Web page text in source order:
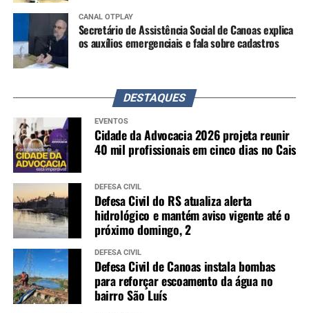
CANAL OTPLAY
Secretário de Assistência Social de Canoas explica
os auxílios emergenciais e fala sobre cadastros
DESTAQUES
EVENTOS
Cidade da Advocacia 2026 projeta reunir
40 mil profissionais em cinco dias no Cais
DEFESA CIVIL
Defesa Civil do RS atualiza alerta
hidrológico e mantém aviso vigente até o
próximo domingo, 2
DEFESA CIVIL
Defesa Civil de Canoas instala bombas
para reforçar escoamento da água no
bairro São Luís